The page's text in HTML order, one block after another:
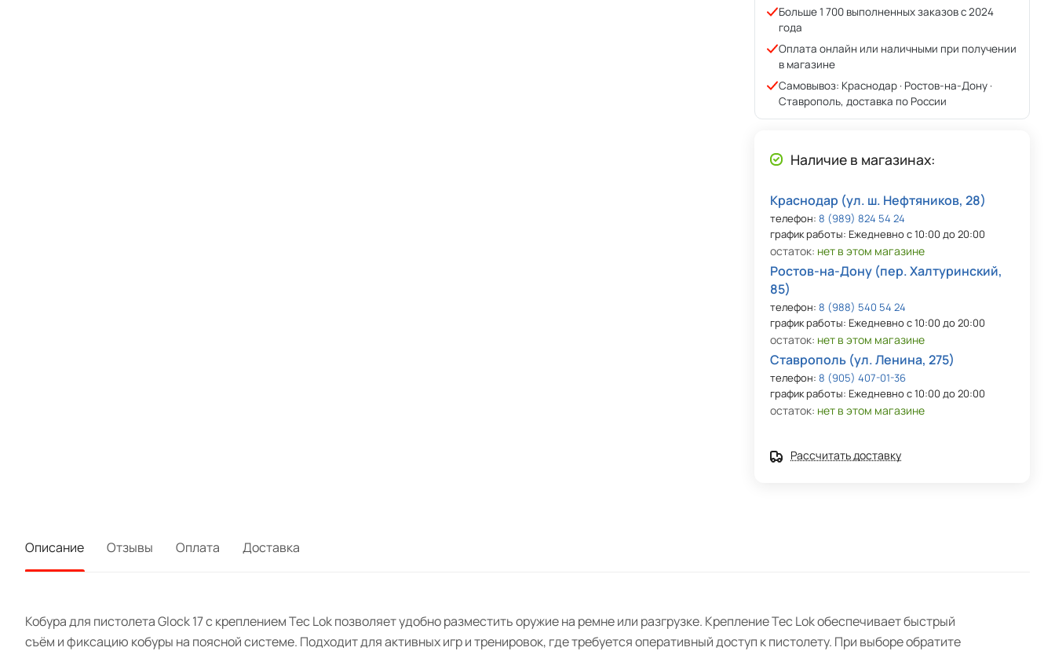
Больше 1 700 выполненных заказов с 2024
года
Оплата онлайн или наличными при получении
в магазине
Самовывоз: Краснодар · Ростов-на-Дону ·
Ставрополь, доставка по России
Наличие в магазинах:
Краснодар (ул. ш. Нефтяников, 28)
телефон:8 (989) 824 54 24
график работы: Ежедневно с 10:00 до 20:00
остаток: нет в этом магазине
Ростов-на-Дону (пер. Халтуринский,
85)
телефон:8 (988) 540 54 24
график работы: Ежедневно с 10:00 до 20:00
остаток: нет в этом магазине
Ставрополь (ул. Ленина, 275)
телефон:8 (905) 407-01-36
график работы: Ежедневно с 10:00 до 20:00
остаток: нет в этом магазине
Рассчитать доставку
Описание Отзывы Оплата Доставка
Кобура для пистолета Glock 17 с креплением Tec Lok позволяет удобно разместить оружие на ремне или разгрузке. Крепление Tec Lok обеспечивает быстрый
съём и фиксацию кобуры на поясной системе. Подходит для активных игр и тренировок, где требуется оперативный доступ к пистолету. При выборе обратите